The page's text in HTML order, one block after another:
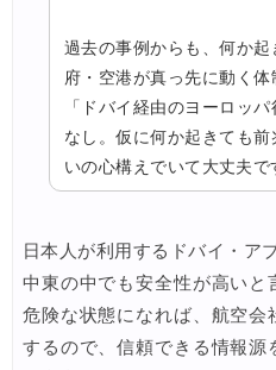
過去の事例からも、何か
府・空港が真っ先に動く体
「ドバイ経由のヨーロッ
なし。仮に何か起きても
いの心構えでいて大丈夫で
日本人が利用するドバイ・ア
中東の中でも安全性が高いと
危険な状態になれば、航空会
するので、信頼できる情報源